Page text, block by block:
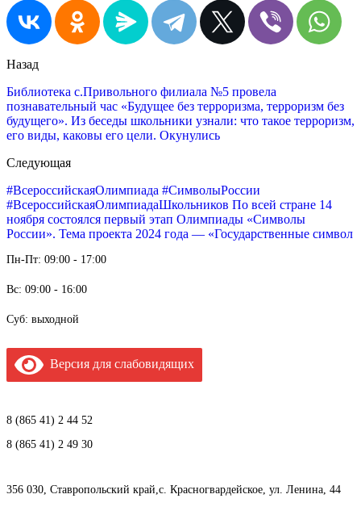
Назад
Библиотека с.Привольного филиала №5 провела
познавательный час «Будущее без терроризма, терроризм без
будущего». Из беседы школьники узнали: что такое терроризм,
его виды, каковы его цели. Окунулись
Следующая
#ВсероссийскаяОлимпиада #СимволыРоссии
#ВсероссийскаяОлимпиадаШкольников По всей стране 14
ноября состоялся первый этап Олимпиады «Символы
России». Тема проекта 2024 года — «Государственные символ
Пн-Пт: 09:00 - 17:00
Вс: 09:00 - 16:00
Суб: выходной
Версия для слабовидящих
8 (865 41) 2 44 52
8 (865 41) 2 49 30
356 030, Ставропольский край,с. Красногвардейское, ул. Ленина, 44